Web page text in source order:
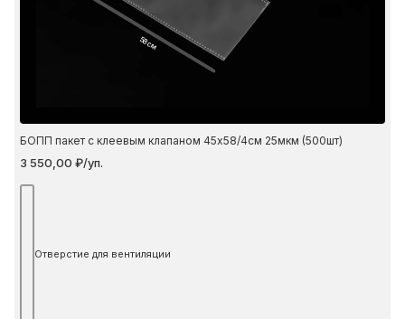
58 см
БОПП пакет с клеевым клапаном 45х58/4см 25мкм (500шт)
3 550,00 ₽/уп.
Отверстие для вентиляции